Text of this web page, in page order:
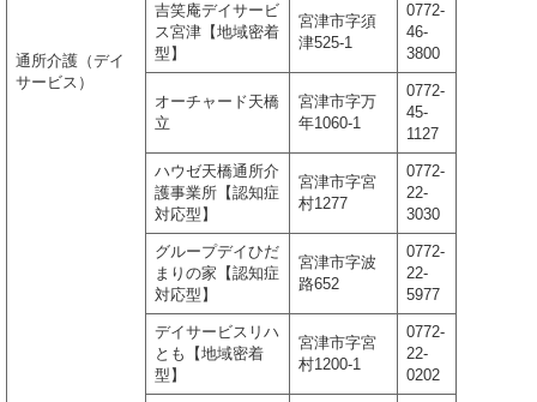
通所介護（デイ
サービス）
吉笑庵デイサービ
ス宮津【地域密着
型】
宮津市字須
津525-1
0772-
46-
3800
オーチャード天橋
立
宮津市字万
年1060-1
0772-
45-
1127
ハウゼ天橋通所介
護事業所【認知症
対応型】
宮津市字宮
村1277
0772-
22-
3030
グループデイひだ
まりの家【認知症
対応型】
宮津市字波
路652
0772-
22-
5977
デイサービスリハ
とも【地域密着
型】
宮津市字宮
村1200-1
0772-
22-
0202